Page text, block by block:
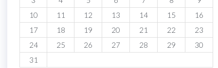
10
11 12 13 14 15
16
17
18 19 20 21 22
23
24
25 26 27 28 29
30
31